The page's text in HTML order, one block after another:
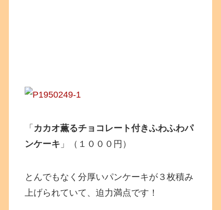
「 カカオ薫るチョコレート付きふわふわパ
ンケーキ 」（１０００円）
とんでもなく分厚いパンケーキが３枚積み
上げられていて、迫力満点です！